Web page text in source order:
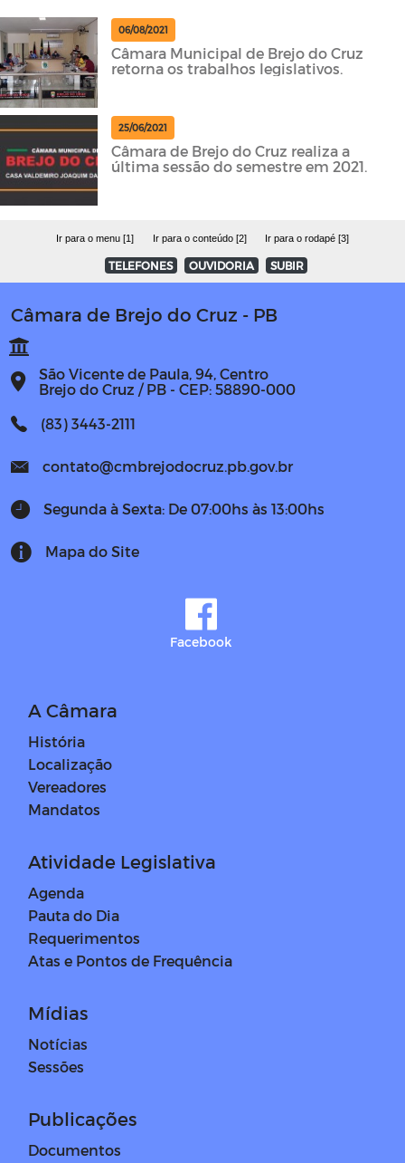
06/08/2021
Câmara Municipal de Brejo do Cruz
retorna os trabalhos legislativos.
25/06/2021
Câmara de Brejo do Cruz realiza a
última sessão do semestre em 2021.
Ir para o menu [1] Ir para o conteúdo [2] Ir para o rodapé [3]
TELEFONES OUVIDORIA SUBIR
Câmara de Brejo do Cruz - PB
São Vicente de Paula, 94, Centro
Brejo do Cruz / PB - CEP: 58890-000
(83) 3443-2111
contato@cmbrejodocruz.pb.gov.br
Segunda à Sexta: De 07:00hs às 13:00hs
Mapa do Site
Facebook
A Câmara
História
Localização
Vereadores
Mandatos
Atividade Legislativa
Agenda
Pauta do Dia
Requerimentos
Atas e Pontos de Frequência
Mídias
Notícias
Sessões
Publicações
Documentos